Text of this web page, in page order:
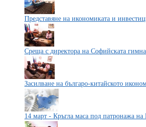
Представяне на икономиката и
Среща с директора на Софийската
Засилване на българо-китайското
14 март - Кръгла маса под патронажа